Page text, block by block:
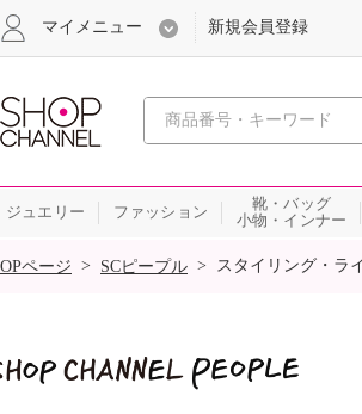
心おどる、瞬間
マイメニュー 新規会員登録
ジュエリー ファッション
靴・バッグ
小物・インナー
SALE
ページ > SCピープル > スタイリング・ラ